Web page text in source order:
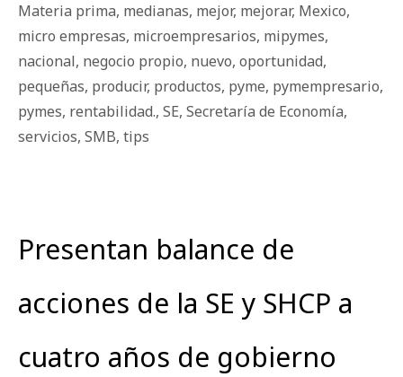
Materia prima, medianas, mejor, mejorar, Mexico,
micro empresas, microempresarios, mipymes,
nacional, negocio propio, nuevo, oportunidad,
pequeñas, producir, productos, pyme, pymempresario,
pymes, rentabilidad., SE, Secretaría de Economía,
servicios, SMB, tips
Presentan balance de
acciones de la SE y SHCP a
cuatro años de gobierno